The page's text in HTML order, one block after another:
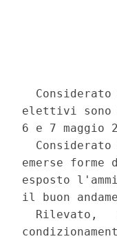
Considerato
elettivi sono
6 e 7 maggio
Considerato
emerse
esposto
il buon
Rilevato,